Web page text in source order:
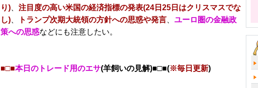
り)
注目度の高い米国の経済指標の発表(24日25日はクリスマスでな
し)
トランプ次期大統領の方針への思惑や発言
ユーロ圏の金融政
策への思惑などにも注意したい。
■□■本日のトレード用のエサ(羊飼いの見解)■□■(※毎日更新)